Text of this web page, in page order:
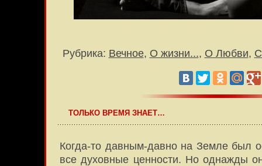
Рубрика: Вечное, О жизни..., О Любви,
ТОЛЬКО ВРЕМЯ ЗНАЕТ…
Когда-то давным-давно на Земле был
все духовные ценности. Но однажды